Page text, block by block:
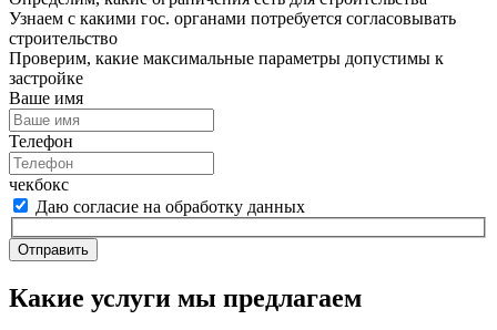
Узнаем с какими гос. органами потребуется согласовывать
строительство
Проверим, какие максимальные параметры допустимы к
застройке
Ваше имя
Телефон
чекбокс
Даю согласие на обработку данных
Отправить
Какие услуги мы предлагаем